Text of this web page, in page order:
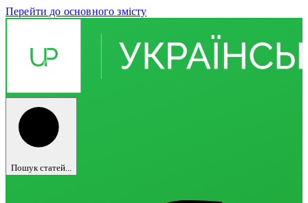
Перейти до основного змісту
Пошук статей...